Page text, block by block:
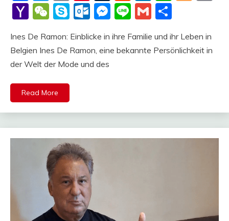
Yahoo
WeChat
SkypeOutlook.com
Messenger
LineGmail
Ines De Ramon: Einblicke in ihre Familie und ihr Leben in
Belgien Ines De Ramon, eine bekannte Persönlichkeit in
der Welt der Mode und des
Read More